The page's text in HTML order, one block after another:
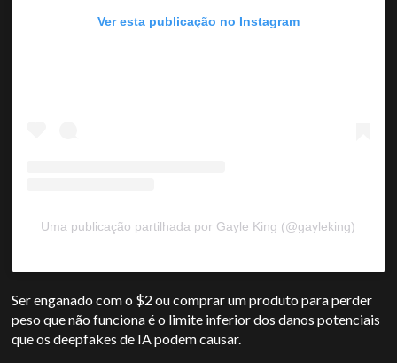
Ver esta publicação no Instagram
Uma publicação partilhada por Gayle King (@gayleking)
Ser enganado com o $2 ou comprar um produto para perder
peso que não funciona é o limite inferior dos danos potenciais
que os deepfakes de IA podem causar.